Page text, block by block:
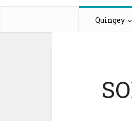
Quingey